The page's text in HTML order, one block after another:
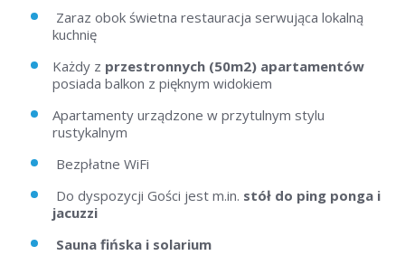
Zaraz obok świetna restauracja serwująca lokalną
kuchnię
Każdy z przestronnych (50m2) apartamentów
posiada balkon z pięknym widokiem
Apartamenty urządzone w przytulnym stylu
rustykalnym
Bezpłatne WiFi
Do dyspozycji Gości jest m.in. stół do ping ponga i
jacuzzi
Sauna fińska i solarium